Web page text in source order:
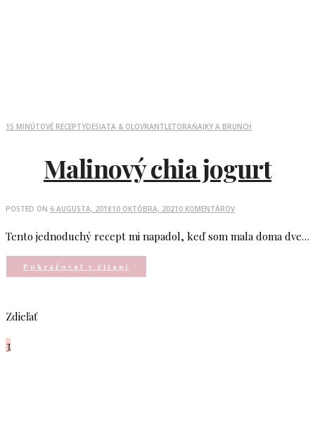
15 MINÚTOVÉ RECEPTYDESIATA & OLOVRANTLETORAŇAJKY A BRUNCH
Malinový chia jogurt
POSTED ON 6 AUGUSTA, 201810 OKTÓBRA, 2021 0 KOMENTÁROV
Tento jednoduchý recept mi napadol, keď som mala doma dve…
Pokračovať v čítaní
Zdieľať
3